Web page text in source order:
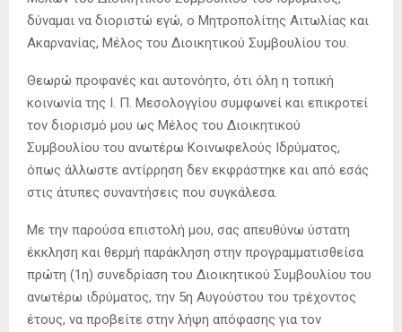
δύναμαι να διοριστώ εγώ, ο Μητροπολίτης Αιτωλίας και
Ακαρνανίας, Μέλος του Διοικητικού Συμβουλίου του.
Θεωρώ προφανές και αυτονόητο, ότι όλη η τοπική
κοινωνία της Ι. Π. Μεσολογγίου συμφωνεί και επικροτεί
τον διορισμό μου ως Μέλος του Διοικητικού
Συμβουλίου του ανωτέρω Κοινωφελούς Ιδρύματος,
όπως άλλωστε αντίρρηση δεν εκφράστηκε και από εσάς
στις άτυπες συναντήσεις που συγκάλεσα.
Με την παρούσα επιστολή μου, σας απευθύνω ύστατη
έκκληση και θερμή παράκληση στην προγραμματισθείσα
πρώτη (1η) συνεδρίαση του Διοικητικού Συμβουλίου του
ανωτέρω ιδρύματος, την 5η Αυγούστου του τρέχοντος
έτους, να προβείτε στην λήψη απόφασης για τον